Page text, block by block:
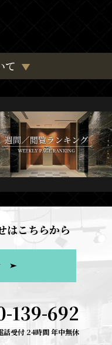
て
はこちらから
139-692
話受付 24時間 年中無休